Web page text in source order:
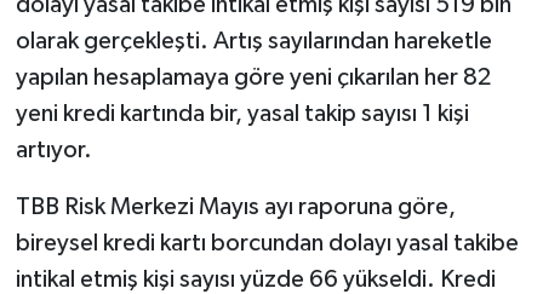
dolayı yasal takibe intikal etmiş kişi sayısı 519 bin
olarak gerçekleşti. Artış sayılarından hareketle
yapılan hesaplamaya göre yeni çıkarılan her 82
yeni kredi kartında bir, yasal takip sayısı 1 kişi
artıyor.
TBB Risk Merkezi Mayıs ayı raporuna göre,
bireysel kredi kartı borcundan dolayı yasal takibe
intikal etmiş kişi sayısı yüzde 66 yükseldi. Kredi